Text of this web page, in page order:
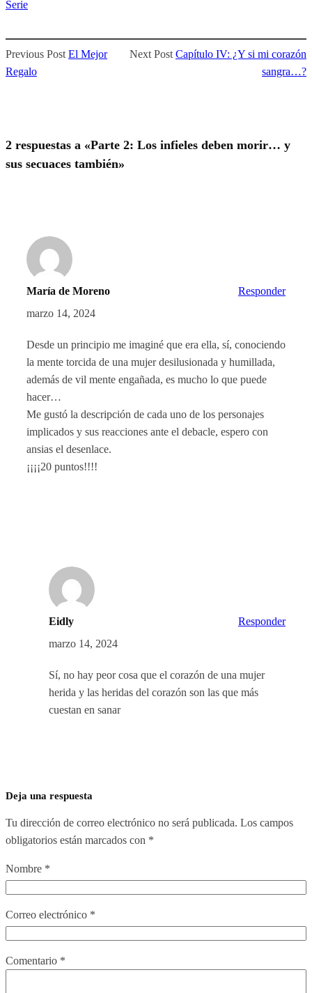
Serie
Previous Post El Mejor
Regalo
Next Post Capítulo IV: ¿Y si mi corazón
sangra…?
2 respuestas a «Parte 2: Los infieles deben morir… y
sus secuaces también»
María de Moreno
marzo 14, 2024
Responder
Desde un principio me imaginé que era ella, sí, conociendo
la mente torcida de una mujer desilusionada y humillada,
además de vil mente engañada, es mucho lo que puede
hacer…
Me gustó la descripción de cada uno de los personajes
implicados y sus reacciones ante el debacle, espero con
ansias el desenlace.
¡¡¡¡20 puntos!!!!
Eidly
marzo 14, 2024
Responder
Sí, no hay peor cosa que el corazón de una mujer
herida y las heridas del corazón son las que más
cuestan en sanar
Deja una respuesta
Tu dirección de correo electrónico no será publicada. Los campos
obligatorios están marcados con *
Nombre *
Correo electrónico *
Comentario *